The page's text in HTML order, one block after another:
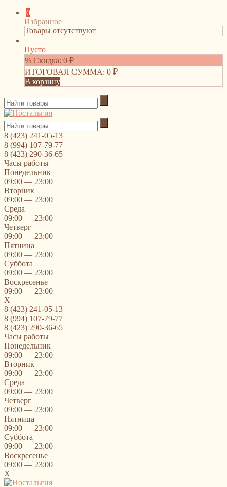
0
Избранное
Товары отсутствуют
Пусто
% Скидка: 0 ₽
ИТОГОВАЯ СУММА: 0 ₽
В корзину
8 (423) 241-05-13
8 (994) 107-79-77
8 (423) 290-36-65
Часы работы
Понедельник
09:00 — 23:00
Вторник
09:00 — 23:00
Среда
09:00 — 23:00
Четверг
09:00 — 23:00
Пятница
09:00 — 23:00
Суббота
09:00 — 23:00
Воскресенье
09:00 — 23:00
X
8 (423) 241-05-13
8 (994) 107-79-77
8 (423) 290-36-65
Часы работы
Понедельник
09:00 — 23:00
Вторник
09:00 — 23:00
Среда
09:00 — 23:00
Четверг
09:00 — 23:00
Пятница
09:00 — 23:00
Суббота
09:00 — 23:00
Воскресенье
09:00 — 23:00
X